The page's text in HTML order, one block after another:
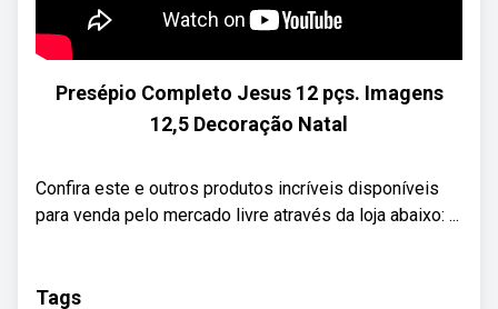
Presépio Completo Jesus 12 pçs. Imagens
12,5 Decoração Natal
Confira este e outros produtos incríveis disponíveis
para venda pelo mercado livre através da loja abaixo: ...
Tags